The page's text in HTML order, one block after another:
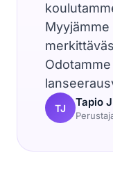
TJ Tapio